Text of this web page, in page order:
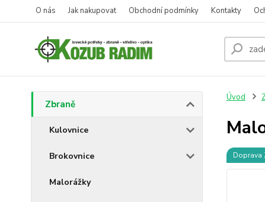
O nás Jak nakupovat Obchodní podmínky Kontakty
Zbraně
Kulovnice
Brokovnice
Malorážky
Úvod
Doprava